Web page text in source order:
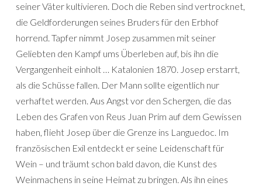
seiner Väter kultivieren. Doch die Reben sind vertrocknet,
die Geldforderungen seines Bruders für den Erbhof
horrend. Tapfer nimmt Josep zusammen mit seiner
Geliebten den Kampf ums Überleben auf, bis ihn die
Vergangenheit einholt … Katalonien 1870. Josep erstarrt,
als die Schüsse fallen. Der Mann sollte eigentlich nur
verhaftet werden. Aus Angst vor den Schergen, die das
Leben des Grafen von Reus Juan Prim auf dem Gewissen
haben, flieht Josep über die Grenze ins Languedoc. Im
französischen Exil entdeckt er seine Leidenschaft für
Wein – und träumt schon bald davon, die Kunst des
Weinmachens in seine Heimat zu bringen. Als ihn eines